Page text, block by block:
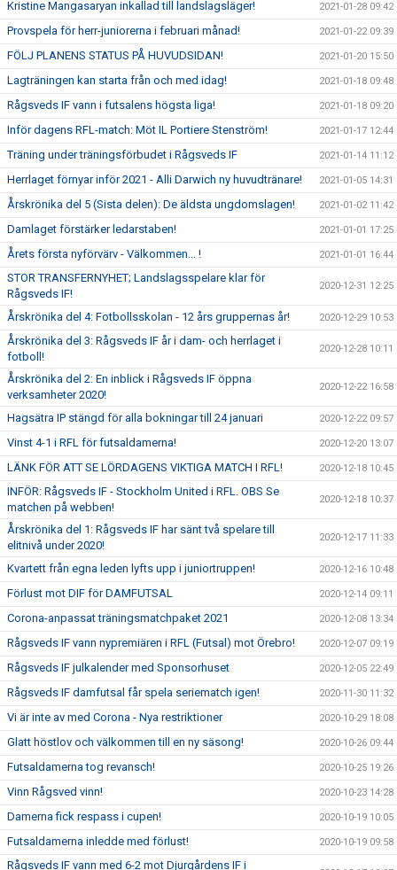
Kristine Mangasaryan inkallad till landslagsläger! 2021-01-28 09:42
Provspela för herr-juniorerna i februari månad! 2021-01-22 09:39
FÖLJ PLANENS STATUS PÅ HUVUDSIDAN! 2021-01-20 15:50
Lagträningen kan starta från och med idag! 2021-01-18 09:48
Rågsveds IF vann i futsalens högsta liga! 2021-01-18 09:20
Inför dagens RFL-match: Möt IL Portiere Stenström! 2021-01-17 12:44
Träning under träningsförbudet i Rågsveds IF 2021-01-14 11:12
Herrlaget förnyar inför 2021 - Alli Darwich ny huvudtränare! 2021-01-05 14:31
Årskrönika del 5 (Sista delen): De äldsta ungdomslagen! 2021-01-02 11:42
Damlaget förstärker ledarstaben! 2021-01-01 17:25
Årets första nyförvärv - Välkommen... ! 2021-01-01 16:44
STOR TRANSFERNYHET; Landslagsspelare klar för
Rågsveds IF!
2020-12-31 12:25
Årskrönika del 4: Fotbollsskolan - 12 års gruppernas år! 2020-12-29 10:53
Årskrönika del 3: Rågsveds IF år i dam- och herrlaget i
fotboll!
2020-12-28 10:11
Årskrönika del 2: En inblick i Rågsveds IF öppna
verksamheter 2020!
2020-12-22 16:58
Hagsätra IP stängd för alla bokningar till 24 januari 2020-12-22 09:57
Vinst 4-1 i RFL för futsaldamerna! 2020-12-20 13:07
LÄNK FÖR ATT SE LÖRDAGENS VIKTIGA MATCH I RFL! 2020-12-18 10:45
INFÖR: Rågsveds IF - Stockholm United i RFL. OBS Se
matchen på webben!
2020-12-18 10:37
Årskrönika del 1: Rågsveds IF har sänt två spelare till
elitnivå under 2020!
2020-12-17 11:33
Kvartett från egna leden lyfts upp i juniortruppen! 2020-12-16 10:48
Förlust mot DIF för DAMFUTSAL 2020-12-14 09:11
Corona-anpassat träningsmatchpaket 2021 2020-12-08 13:34
Rågsveds IF vann nypremiären i RFL (Futsal) mot Örebro! 2020-12-07 09:19
Rågsveds IF julkalender med Sponsorhuset 2020-12-05 22:49
Rågsveds IF damfutsal får spela seriematch igen! 2020-11-30 11:32
Vi är inte av med Corona - Nya restriktioner 2020-10-29 18:08
Glatt höstlov och välkommen till en ny säsong! 2020-10-26 09:44
Futsaldamerna tog revansch! 2020-10-25 19:26
Vinn Rågsved vinn! 2020-10-23 14:28
Damerna fick respass i cupen! 2020-10-19 10:05
Futsaldamerna inledde med förlust! 2020-10-19 09:58
Rågsveds IF vann med 6-2 mot Djurgårdens IF i